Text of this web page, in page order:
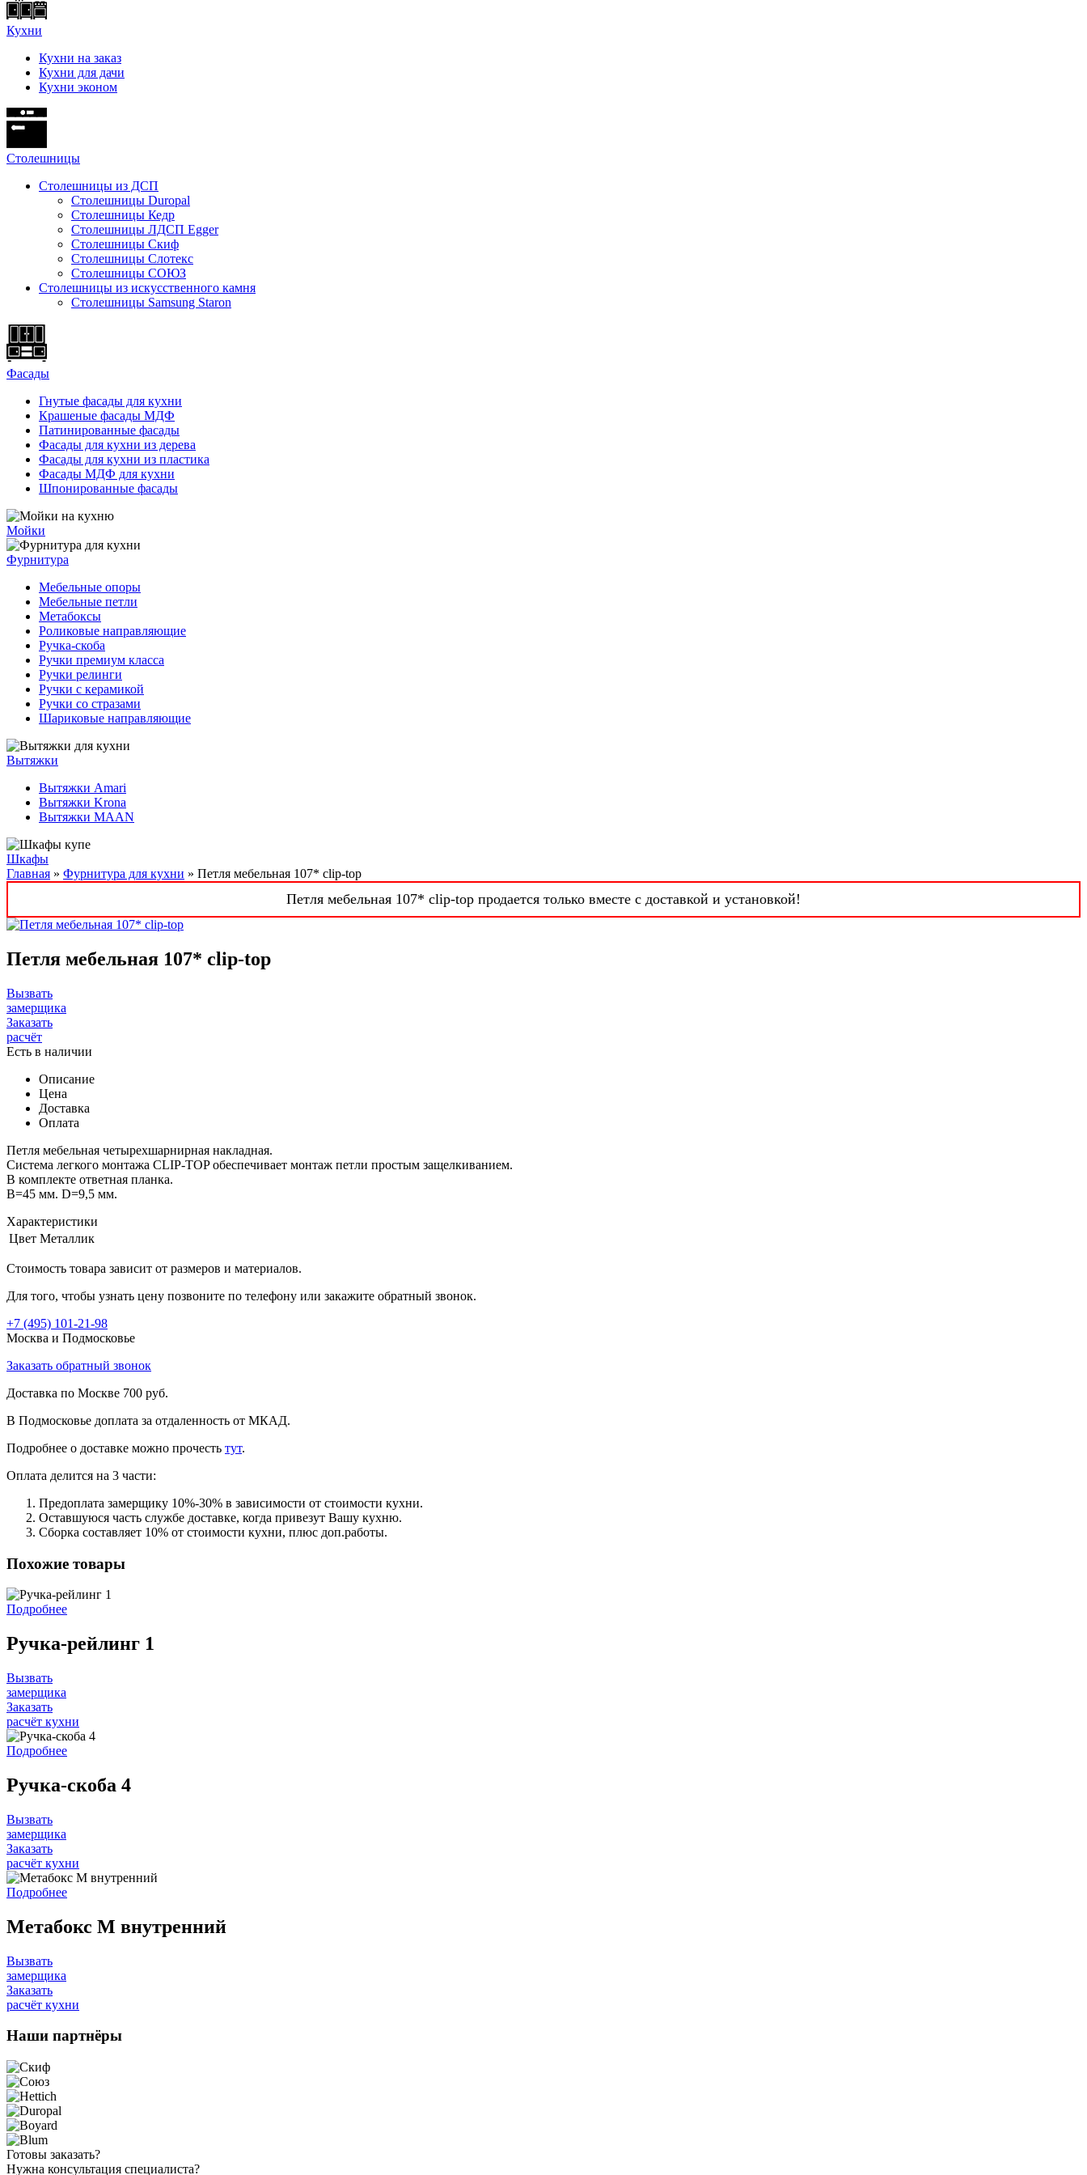
Кухни
Кухни на заказ
Кухни для дачи
Кухни эконом
Cтолешницы
Столешницы из ДСП
Столешницы Duropal
Столешницы Кедр
Столешницы ЛДСП Egger
Столешницы Скиф
Столешницы Слотекс
Столешницы СОЮЗ
Столешницы из искусственного камня
Столешницы Samsung Staron
Фасады
Гнутые фасады для кухни
Крашеные фасады МДФ
Патинированные фасады
Фасады для кухни из дерева
Фасады для кухни из пластика
Фасады МДФ для кухни
Шпонированные фасады
Мойки
Фурнитура
Мебельные опоры
Мебельные петли
Метабоксы
Роликовые направляющие
Ручка-скоба
Ручки премиум класса
Ручки релинги
Ручки с керамикой
Ручки со стразами
Шариковые направляющие
Вытяжки
Вытяжки Amari
Вытяжки Krona
Вытяжки MAAN
Шкафы
Главная » Фурнитура для кухни » Петля мебельная 107* clip-top
Петля мебельная 107* clip-top продается только вместе с доставкой и установкой!
Петля мебельная 107* clip-top
Вызвать
замерщика
Заказать
расчёт
Есть в наличии
Описание
Цена
Доставка
Оплата
Петля мебельная четырехшарнирная накладная.
Система легкого монтажа CLIP-TOP обеспечивает монтаж петли простым защелкиванием.
В комплекте ответная планка.
B=45 мм. D=9,5 мм.
Характеристики
Цвет Металлик
Стоимость товара зависит от размеров и материалов.
Для того, чтобы узнать цену позвоните по телефону или закажите обратный звонок.
+7 (495) 101-21-98
Москва и Подмосковье
Заказать обратный звонок
Доставка по Москве 700 руб.
В Подмосковье доплата за отдаленность от МКАД.
Подробнее о доставке можно прочеcть тут.
Оплата делится на 3 части:
Предоплата замерщику 10%-30% в зависимости от стоимости кухни.
Оставшуюся часть службе доставке, когда привезут Вашу кухню.
Сборка составляет 10% от стоимости кухни, плюс доп.работы.
Похожие товары
Подробнее
Ручка-рейлинг 1
Вызвать
замерщика
Заказать
расчёт кухни
Подробнее
Ручка-скоба 4
Вызвать
замерщика
Заказать
расчёт кухни
Подробнее
Метабокс M внутренний
Вызвать
замерщика
Заказать
расчёт кухни
Наши партнёры
Готовы заказать?
Нужна консультация специалиста?